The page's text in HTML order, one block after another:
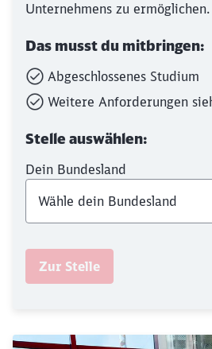
Unternehmens zu ermöglichen.
Das musst du mitbringen:
Abgeschlossenes Studium
Weitere Anforderungen
Stelle auswählen:
Dein Bundesland
Zur Stelle